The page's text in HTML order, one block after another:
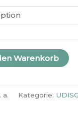
Warenkorb
a. Kategorie: